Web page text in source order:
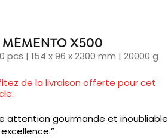
X500
pcs | 154 x 96 x 2300 mm | 20000 g
de la livraison offerte pour cet
attention gourmande et inoubliable